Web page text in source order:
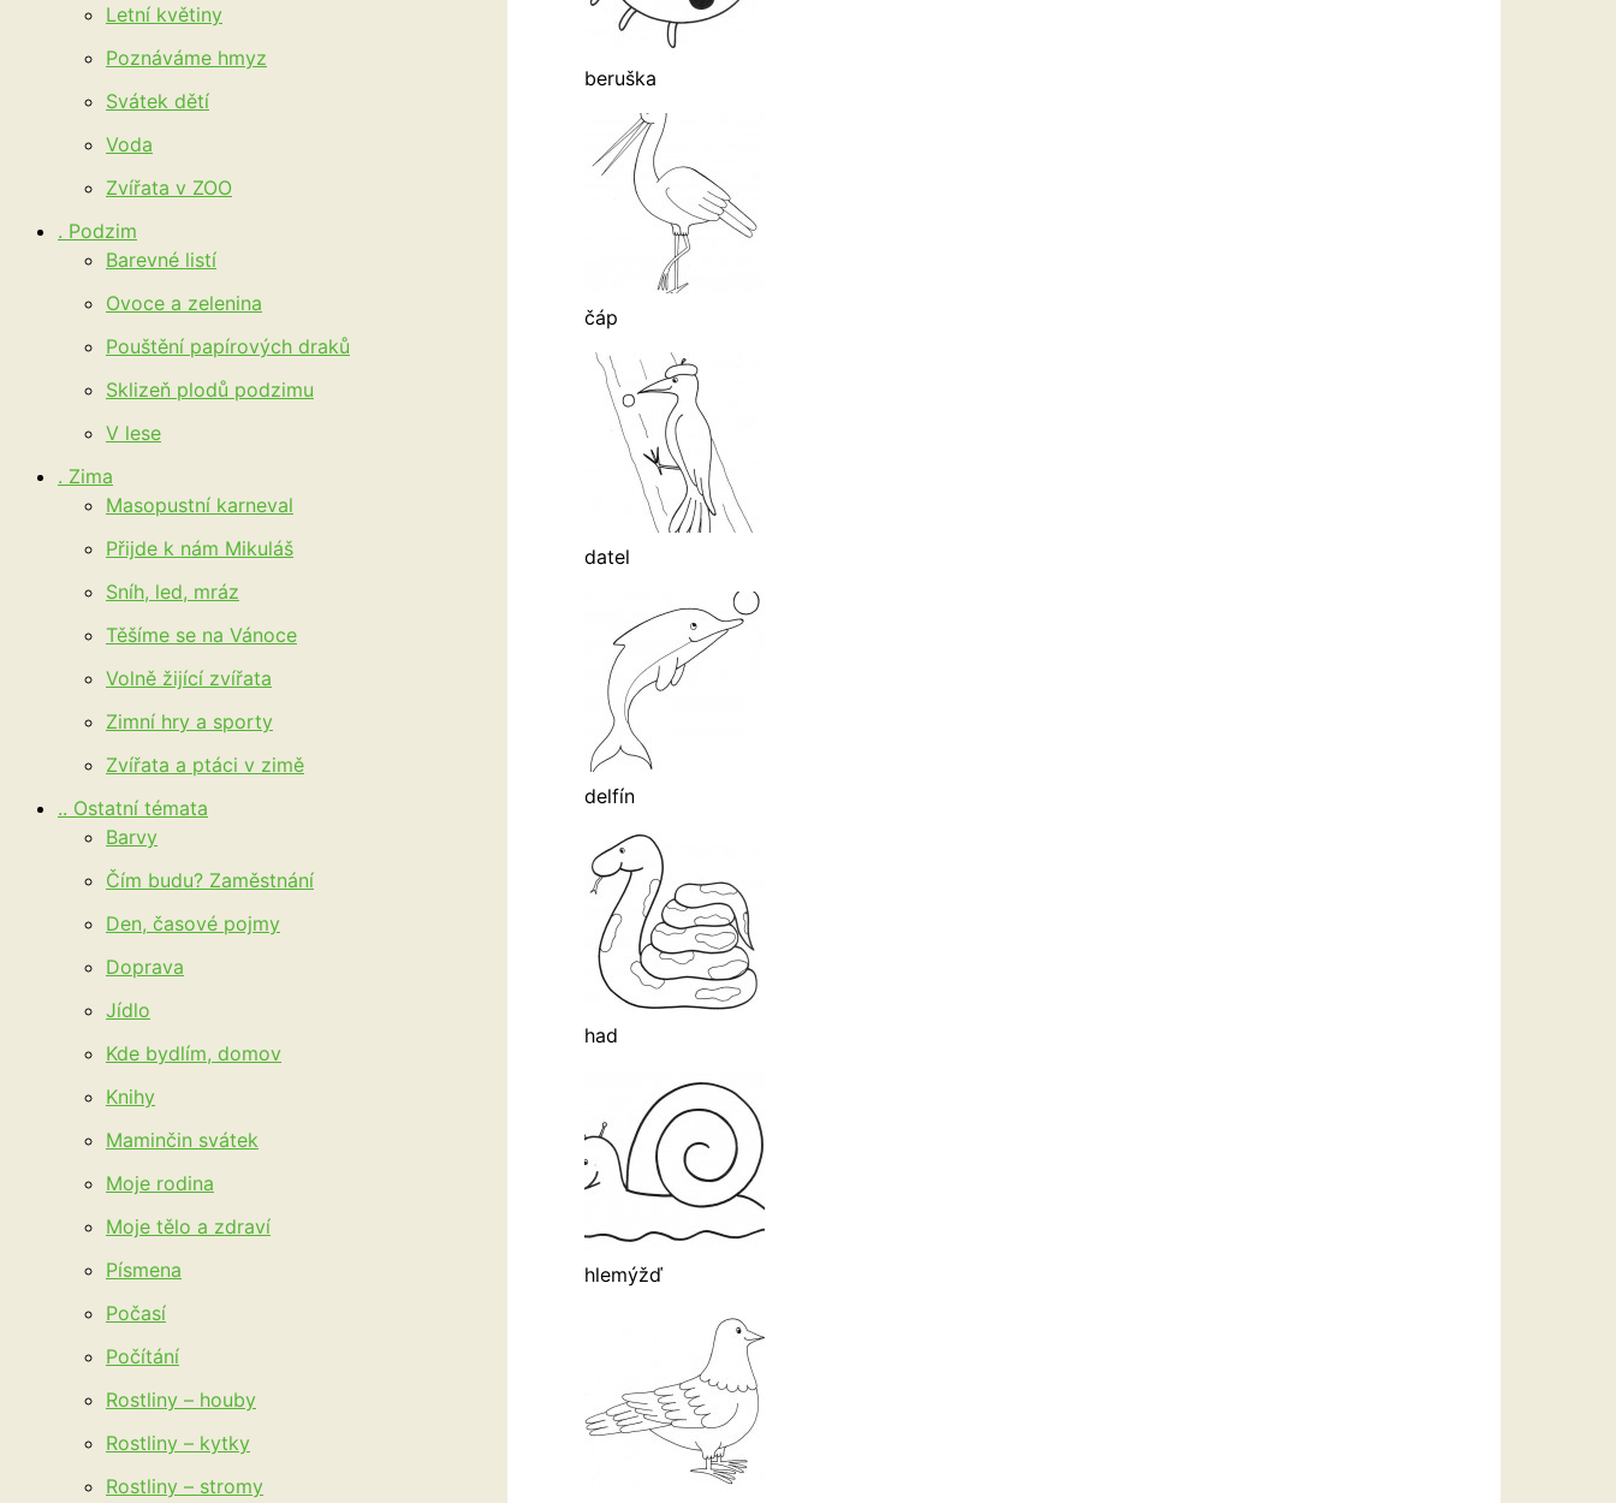
Letní květiny
Poznáváme hmyz
Svátek dětí
Voda
Zvířata v ZOO
. Podzim
Barevné listí
Ovoce a zelenina
Pouštění papírových draků
Sklizeň plodů podzimu
V lese
. Zima
Masopustní karneval
Přijde k nám Mikuláš
Sníh, led, mráz
Těšíme se na Vánoce
Volně žijící zvířata
Zimní hry a sporty
Zvířata a ptáci v zimě
.. Ostatní témata
Barvy
Čím budu? Zaměstnání
Den, časové pojmy
Doprava
Jídlo
Kde bydlím, domov
Knihy
Maminčin svátek
Moje rodina
Moje tělo a zdraví
Písmena
Počasí
Počítání
Rostliny – houby
Rostliny – kytky
Rostliny – stromy
beruška
čáp
datel
delfín
had
hlemýžď